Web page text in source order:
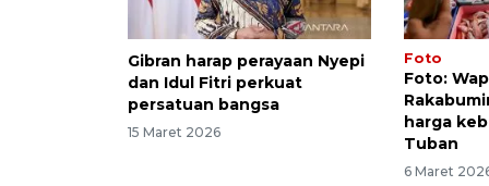
Gibran harap perayaan Nyepi
dan Idul Fitri perkuat
persatuan bangsa
15 Maret 2026
Foto
Foto:
harga
Tuban
6 Maret